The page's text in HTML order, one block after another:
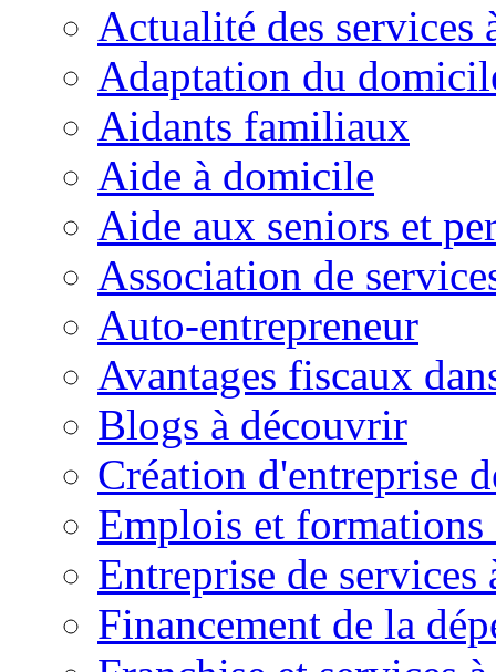
Actualité des services
Adaptation du
Aidants familiaux
Aide à domicile
Aide aux seniors et
Association de
Auto-entrepreneur
Avantages fiscaux
Blogs à découvrir
Création d'entreprise
Emplois et formations
Entreprise de services
Financement de la